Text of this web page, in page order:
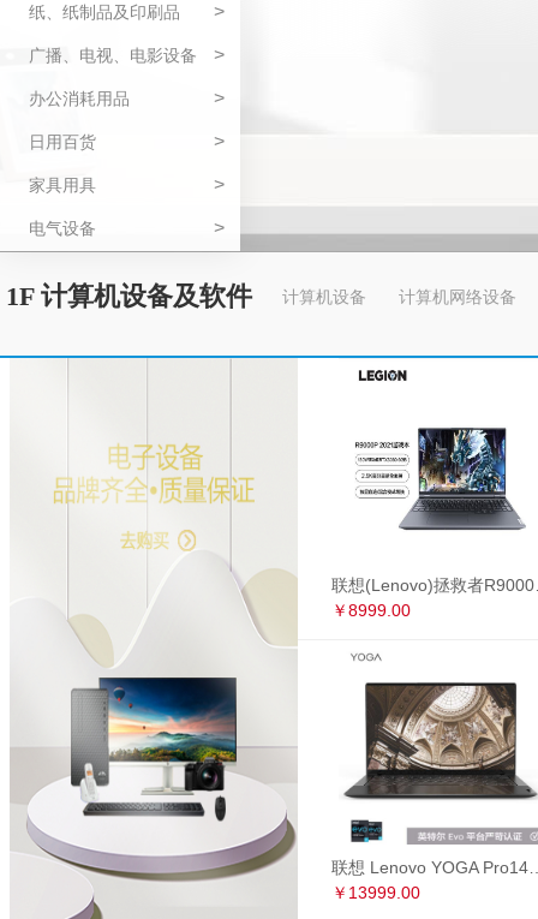
纸、纸制品及印刷品 >
广播、电视、电影设备 >
办公消耗用品 >
日用百货 >
家具用具 >
电气设备 >
1F 计算机设备及软件 计算机设备 计算机网络设备
￥8999.00
￥13999.00